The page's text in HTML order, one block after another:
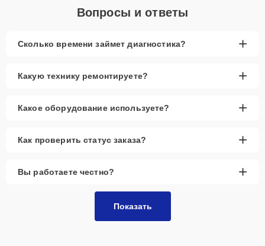
Вопросы и ответы
Сколько времени займет диагностика? +
Какую технику ремонтируете? +
Какое оборудование используете? +
Как проверить статус заказа? +
Вы работаете честно? +
Показать